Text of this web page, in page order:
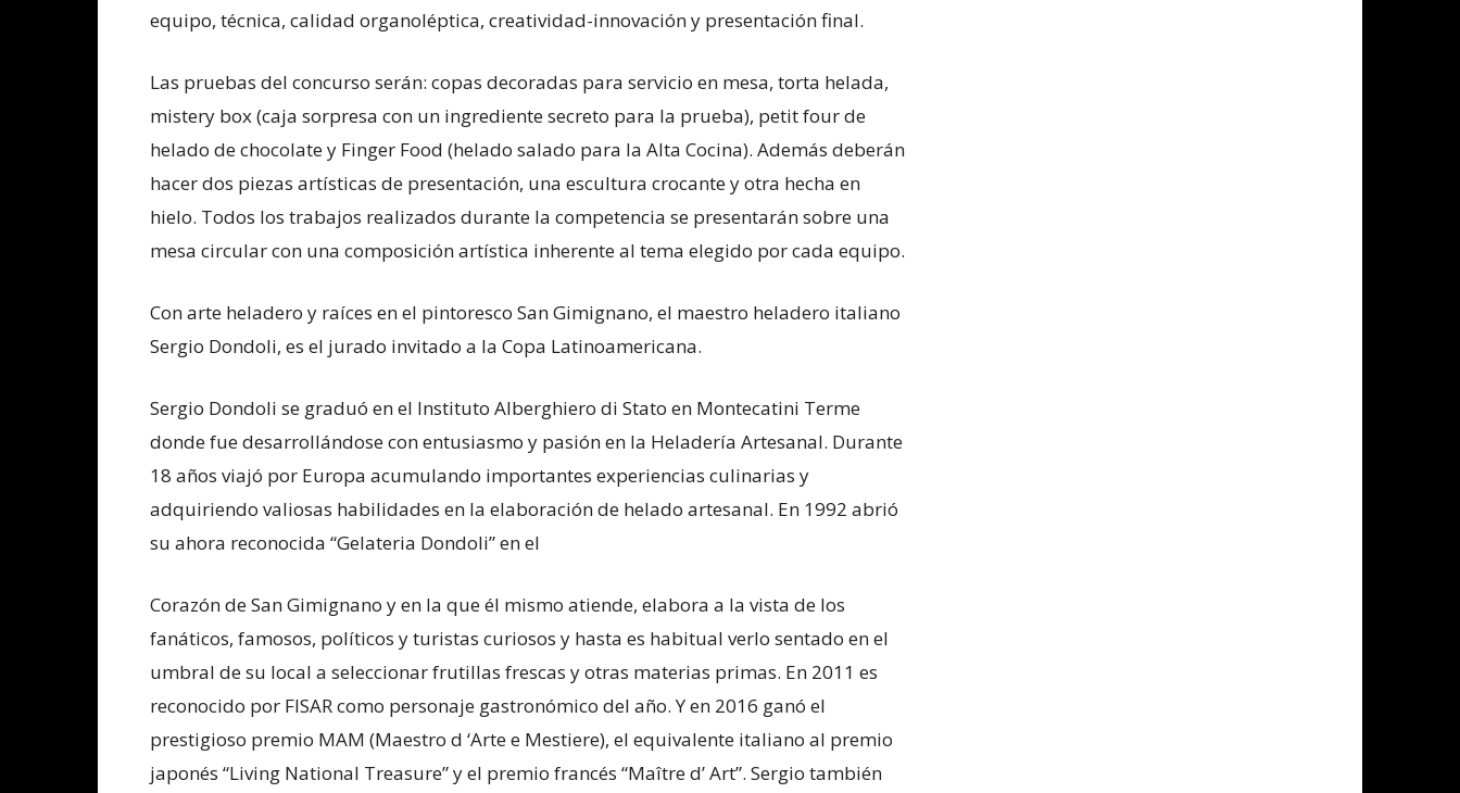
equipo, técnica, calidad organoléptica, creatividad-innovación y presentación final.
Las pruebas del concurso serán: copas decoradas para servicio en mesa, torta helada,
mistery box (caja sorpresa con un ingrediente secreto para la prueba), petit four de
helado de chocolate y Finger Food (helado salado para la Alta Cocina). Además deberán
hacer dos piezas artísticas de presentación, una escultura crocante y otra hecha en
hielo. Todos los trabajos realizados durante la competencia se presentarán sobre una
mesa circular con una composición artística inherente al tema elegido por cada equipo.
Con arte heladero y raíces en el pintoresco San Gimignano, el maestro heladero italiano
Sergio Dondoli, es el jurado invitado a la Copa Latinoamericana.
Sergio Dondoli se graduó en el Instituto Alberghiero di Stato en Montecatini Terme
donde fue desarrollándose con entusiasmo y pasión en la Heladería Artesanal. Durante
18 años viajó por Europa acumulando importantes experiencias culinarias y
adquiriendo valiosas habilidades en la elaboración de helado artesanal. En 1992 abrió
su ahora reconocida “Gelateria Dondoli” en el
Corazón de San Gimignano y en la que él mismo atiende, elabora a la vista de los
fanáticos, famosos, políticos y turistas curiosos y hasta es habitual verlo sentado en el
umbral de su local a seleccionar frutillas frescas y otras materias primas. En 2011 es
reconocido por FISAR como personaje gastronómico del año. Y en 2016 ganó el
prestigioso premio MAM (Maestro d ‘Arte e Mestiere), el equivalente italiano al premio
japonés “Living National Treasure” y el premio francés “Maître d’ Art”. Sergio también